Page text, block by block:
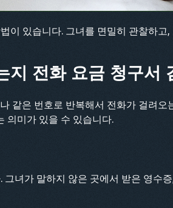
이 있습니다. 그녀를 면밀히 관찰하고
지 전화 요금 청구서
같은 번호로 반복해서 전화가 걸려오
의미가 있을 수 있습니다.
녀가 말하지 않은 곳에서 받은 영수